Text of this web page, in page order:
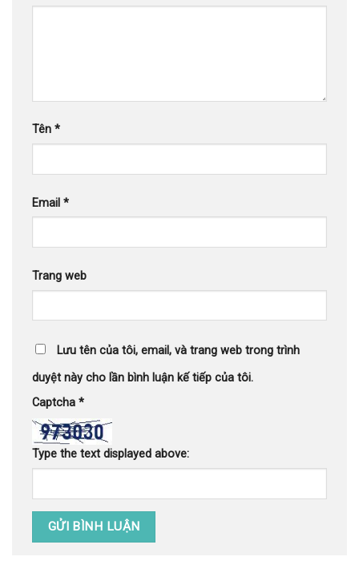
Tên *
Email *
Trang web
Lưu tên của tôi, email, và trang web trong trình
duyệt này cho lần bình luận kế tiếp của tôi.
Captcha *
Type the text displayed above: